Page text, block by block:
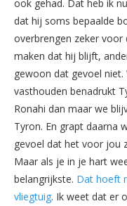
ook gehad. Dat heb ik
dat hij soms bepaalde
overbrengen zeker voor
maken dat hij blijft,
gewoon dat gevoel
vasthouden benadrukt
Ronahi dan maar we
Tyron. En grapt daarna
gevoel dat het voor jou
Maar als je in je hart
belangrijkste. Dat hoeft
vliegtuig. Ik weet dat er